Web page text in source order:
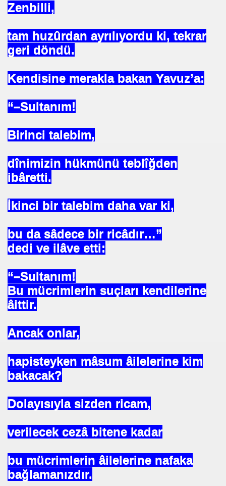
Zenbilli,
tam huzûrdan ayrılıyordu ki, tekrar
geri döndü.
Kendisine merakla bakan Yavuz’a:
“–Sultanım!
Birinci talebim,
dînimizin hükmünü teblîğden
ibâretti.
İkinci bir talebim daha var ki,
bu da sâdece bir ricâdır…”
dedi ve ilâve etti:
“–Sultanım!
Bu mücrimlerin suçları kendilerine
âittir.
Ancak onlar,
hapisteyken mâsum âilelerine kim
bakacak?
Dolayısıyla sizden ricam,
verilecek cezâ bitene kadar
bu mücrimlerin âilelerine nafaka
bağlamanızdır.
ÇELİK
EROĞLU
Oturan TekProf. Maliye Bakanı